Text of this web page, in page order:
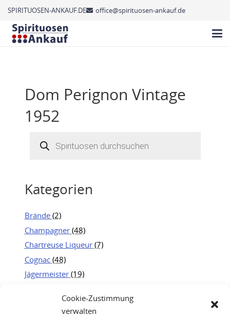
Cookie-Zustimmung
verwalten
SPIRITUOSEN-ANKAUF.DE office@spirituosen-ankauf.de
Dom Perignon Vintage
1952
search
Kategorien
Brände (2)
Champagner (48)
Chartreuse Liqueur (7)
Cognac (48)
Jägermeister (19)
(21)